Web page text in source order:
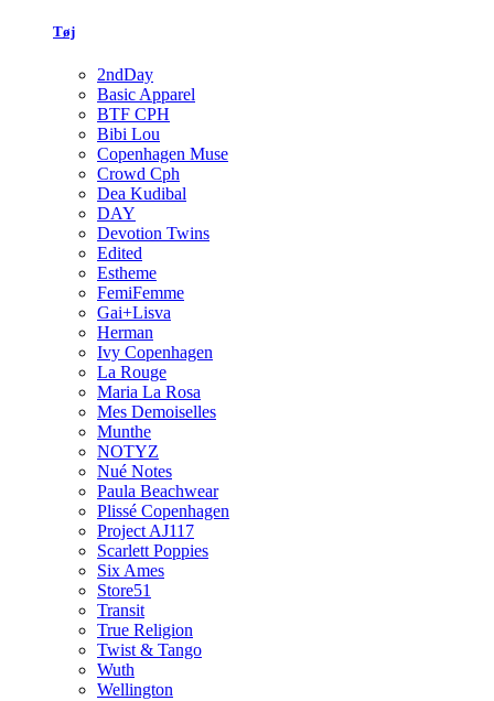
Tøj
2ndDay
Basic Apparel
BTF CPH
Bibi Lou
Copenhagen Muse
Crowd Cph
Dea Kudibal
DAY
Devotion Twins
Edited
Estheme
FemiFemme
Gai+Lisva
Herman
Ivy Copenhagen
La Rouge
Maria La Rosa
Mes Demoiselles
Munthe
NOTYZ
Nué Notes
Paula Beachwear
Plissé Copenhagen
Project AJ117
Scarlett Poppies
Six Ames
Store51
Transit
True Religion
Twist & Tango
Wuth
Wellington